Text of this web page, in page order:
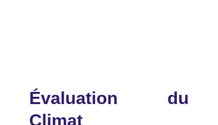
Évaluation du
Climat